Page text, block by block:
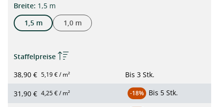
Breiteauswählen
: 1,5 m
1,5 m
1,0 m
Staffelpreise
38,90 € 5,19 € / m² Bis 3 Stk.
31,90 € 4,25 € / m² -18% Bis 5 Stk.